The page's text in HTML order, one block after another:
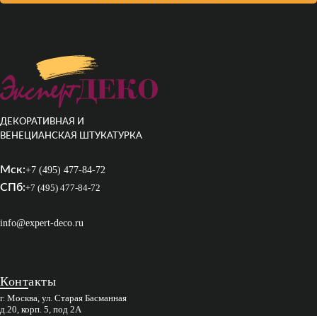
ДЕКОРАТИВНАЯ И
ВЕНЕЦИАНСКАЯ ШТУКАТУРКА
Мск:+7 (495) 477-84-72
СПб:+7 (495) 477-84-72
info@expert-deco.ru
Контакты
г. Москва, ул. Старая Басманная
д.20, корп. 5, под 2А